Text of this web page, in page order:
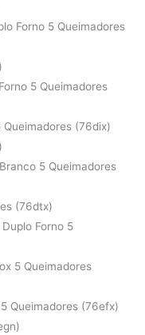
Forno 5 Queimadores
5 Queimadores
(76dix)
5 Queimadores
(76dtx)
Forno 5
5 Queimadores
Queimadores (76efx)